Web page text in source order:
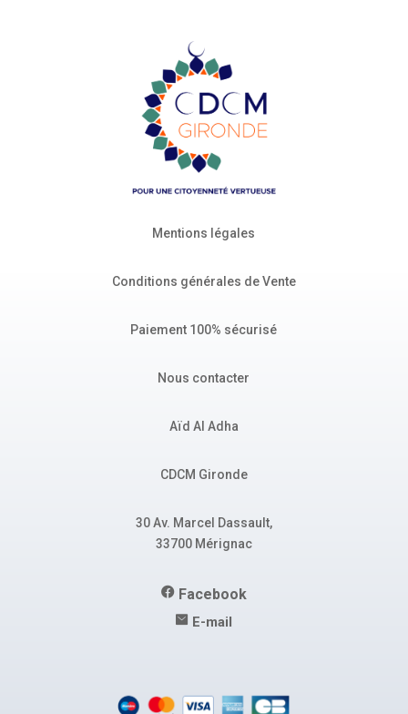
Mentions légales
Conditions générales de Vente
Paiement 100% sécurisé
Nous contacter
Aïd Al Adha
CDCM Gironde
30 Av. Marcel Dassault,
33700 Mérignac
Facebook
E-mail